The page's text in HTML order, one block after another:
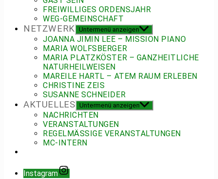
FREIWILLIGES ORDENSJAHR
WEG-GEMEINSCHAFT
NETZWERK Untermenü anzeigen
JOANNA JIMIN LEE – MISSION PIANO
MARIA WOLFSBERGER
MARIA PLATZKÖSTER – GANZHEITLICHE
NATURHEILWEISEN
MAREILE HARTL – ATEM RAUM ERLEBEN
CHRISTINE ZEIS
SUSANNE SCHNEIDER
AKTUELLES Untermenü anzeigen
NACHRICHTEN
VERANSTALTUNGEN
REGELMÄSSIGE VERANSTALTUNGEN
MC-INTERN
Instagram